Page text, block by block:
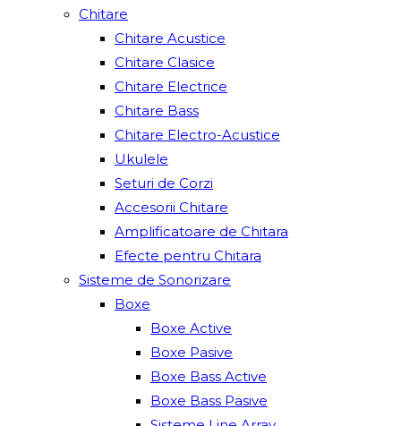
Chitare
Chitare Acustice
Chitare Clasice
Chitare Electrice
Chitare Bass
Chitare Electro-Acustice
Ukulele
Seturi de Corzi
Accesorii Chitare
Amplificatoare de Chitara
Efecte pentru Chitara
Sisteme de Sonorizare
Boxe
Boxe Active
Boxe Pasive
Boxe Bass Active
Boxe Bass Pasive